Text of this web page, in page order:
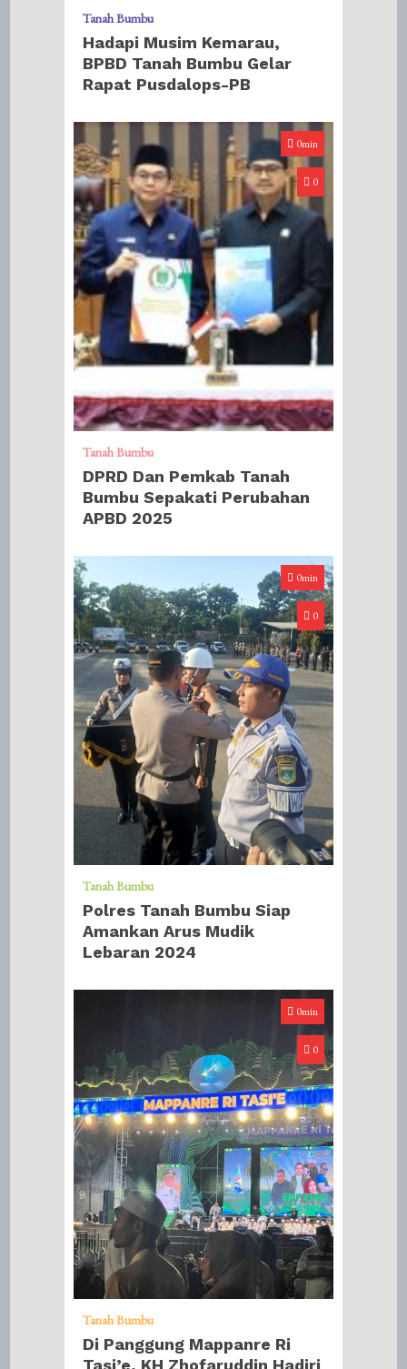
Tanah Bumbu
Hadapi Musim Kemarau,
BPBD Tanah Bumbu Gelar
Rapat Pusdalops-PB
0min
0
Tanah Bumbu
DPRD Dan Pemkab Tanah
Bumbu Sepakati Perubahan
APBD 2025
0min
0
Tanah Bumbu
Polres Tanah Bumbu Siap
Amankan Arus Mudik
Lebaran 2024
0min
0
Tanah Bumbu
Di Panggung Mappanre Ri
Tasi’e, KH Zhofaruddin Hadiri